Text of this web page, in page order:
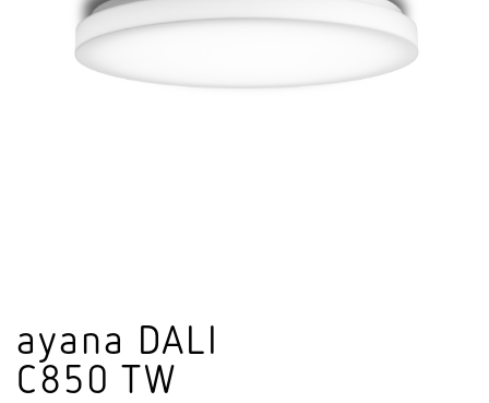
ayana DALI
C850 TW